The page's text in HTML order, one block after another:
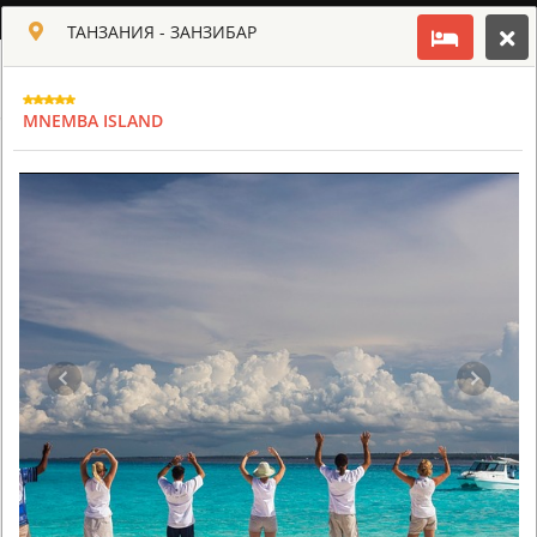
РУССКИЙ
BARAZA RESORT AND SPA ZANZIBAR
ТАНЗАНИЯ - ЗАНЗИБАР
MNEMBA ISLAND